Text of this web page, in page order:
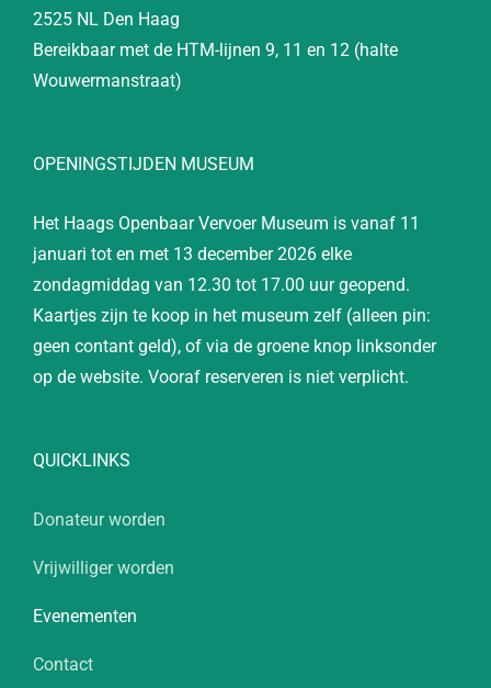
2525 NL Den Haag
Bereikbaar met de HTM-lijnen 9, 11 en 12 (halte
Wouwermanstraat)
OPENINGSTIJDEN MUSEUM
Het Haags Openbaar Vervoer Museum is vanaf 11
januari tot en met 13 december 2026 elke
zondagmiddag van 12.30 tot 17.00 uur geopend.
Kaartjes zijn te koop in het museum zelf (alleen pin:
geen contant geld), of via de groene knop linksonder
op de website. Vooraf reserveren is niet verplicht.
QUICKLINKS
Donateur worden
Vrijwilliger worden
Evenementen
Contact